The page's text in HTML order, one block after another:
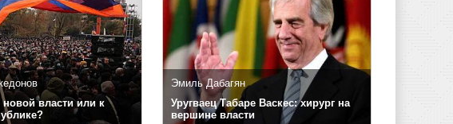
власти или к
Эмиль Дабагян
Уругваец Табаре Васкес: хирург на
вершине власти